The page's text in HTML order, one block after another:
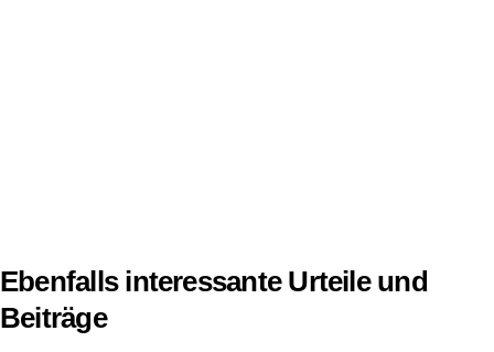
Ebenfalls interessante Urteile und
Beiträge